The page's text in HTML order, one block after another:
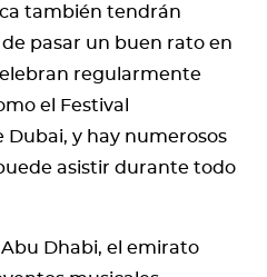
también tendrán
pasar un buen rato en
regularmente
el Festival
Dubai, y hay numerosos
asistir durante todo
Dhabi, el emirato